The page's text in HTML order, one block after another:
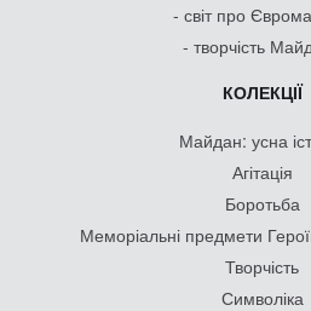
- світ про
- творчість
КОЛЕКЦІЇ
Майдан: усна
Агітація
Боротьба
Меморіальні предмети
Творчість
Символіка